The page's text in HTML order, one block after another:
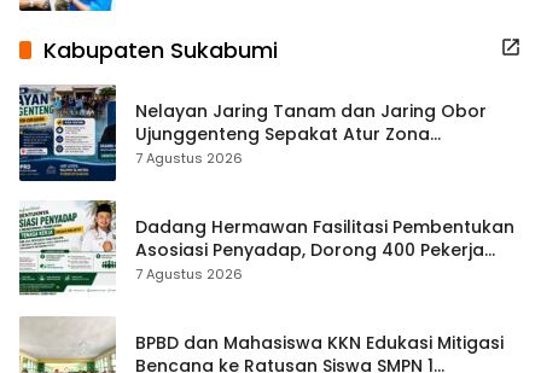
Kabupaten Sukabumi
Nelayan Jaring Tanam dan Jaring Obor
Ujunggenteng Sepakat Atur Zona
Penangkapan
7 Agustus 2026
Dadang Hermawan Fasilitasi Pembentukan
Asosiasi Penyadap, Dorong 400 Pekerja
Dapat Perlindungan BPJS
7 Agustus 2026
BPBD dan Mahasiswa KKN Edukasi Mitigasi
Bencana ke Ratusan Siswa SMPN 1